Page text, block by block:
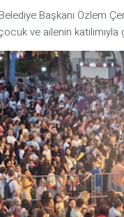
Başkanı Özlem
ve ailenin